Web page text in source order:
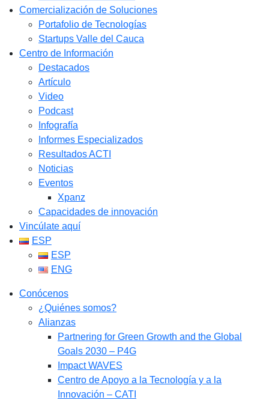
Comercialización de Soluciones
Portafolio de Tecnologías
Startups Valle del Cauca
Centro de Información
Destacados
Artículo
Video
Podcast
Infografía
Informes Especializados
Resultados ACTI
Noticias
Eventos
Xpanz
Capacidades de innovación
Vincúlate aquí
ESP
ESP
ENG
Conócenos
¿Quiénes somos?
Alianzas
Partnering for Green Growth and the Global
Goals 2030 – P4G
Impact WAVES
Centro de Apoyo a la Tecnología y a la
Innovación – CATI